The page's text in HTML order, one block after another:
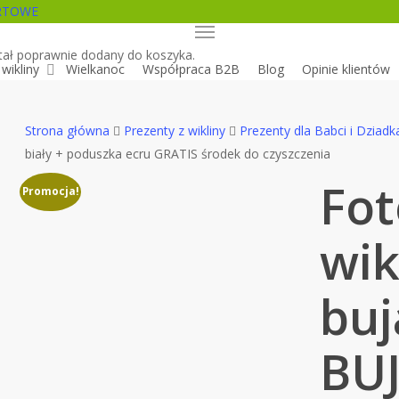
poprawnie dodany do koszyka.
Menu
Wielkanoc Współpraca B2B Blog Opinie klientów
Strona główna Prezenty z wikliny Prezenty dla Babci i
biały + poduszka ecru GRATIS środek do czyszczenia
Promocja!